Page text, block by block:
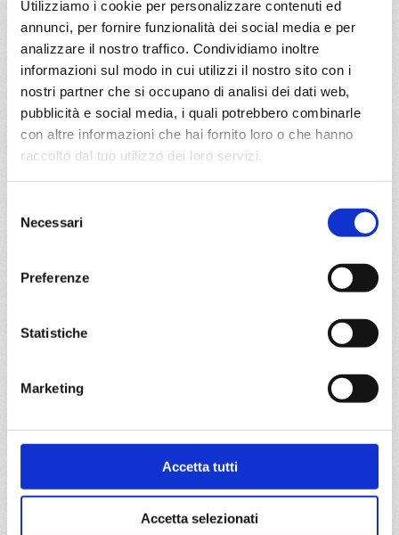
Utilizziamo i cookie per personalizzare contenuti ed
annunci, per fornire funzionalità dei social media e per
analizzare il nostro traffico. Condividiamo inoltre
informazioni sul modo in cui utilizzi il nostro sito con i
nostri partner che si occupano di analisi dei dati web,
pubblicità e social media, i quali potrebbero combinarle
con altre informazioni che hai fornito loro o che hanno
raccolto dal tuo utilizzo dei loro servizi.
delNecessari
Preferenze
Statistiche
Marketing
Accetta tutti
Accetta selezionati
a partire da
€ 369
DETTAGLI
daSao paulo (santos)
Divina
Sao paulo (santos), Ilha Grande, Buzios, Sao paulo (santos)
29/11/2026
daPort Canaveral
Seashore